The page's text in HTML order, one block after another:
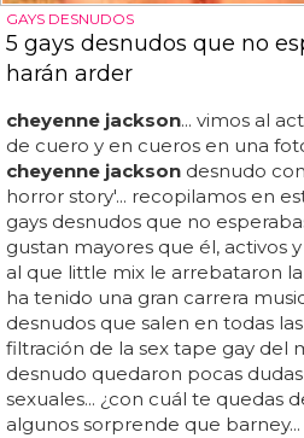
GAYS DESNUDOS
5 gays desnudos que no
harán arder
cheyenne jackson... vimos al
de cuero y en cueros en una
cheyenne jackson desnudo
horror story'... recopilamos en
gays desnudos que no
gustan mayores que él, activos
al que little mix le arrebataron
ha tenido una gran carrera
desnudos que salen en todas las
filtración de la sex tape gay del
desnudo quedaron pocas
sexuales... ¿con cuál te quedas
algunos sorprende que barney...